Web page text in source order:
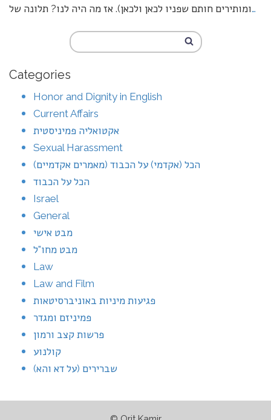
ומותירים חותם שפניו לכאן ולכאן). אז מה היה לנו? תלונה של…
Categories
Honor and Dignity in English
Current Affairs
אקטואליה פמיניסטית
Sexual Harassment
הכל (אקדמי) על הכבוד (מאמרים אקדמיים)
הכל על הכבוד
Israel
General
מבט אישי
מבט מחו"ל
Law
Law and Film
פגיעות מיניות באוניברסיטאות
פמיניזם ומגדר
פרשות קצב ורמון
קולנוע
שברירים (על דא והא)